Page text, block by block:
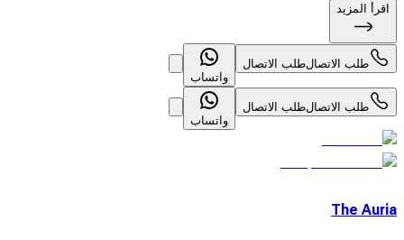
اقرأ المزيد
طلب الاتصالطلب الاتصال
واتساب
طلب الاتصالطلب الاتصال
واتساب
The Auria